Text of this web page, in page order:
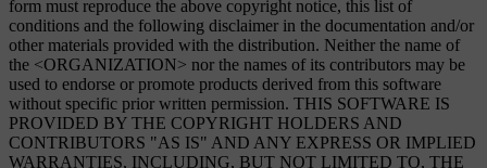
form must reproduce the above copyright notice, this list of
conditions and the following disclaimer in the documentation and/or
other materials provided with the distribution. Neither the name of
the <ORGANIZATION> nor the names of its contributors may be
used to endorse or promote products derived from this software
without specific prior written permission. THIS SOFTWARE IS
PROVIDED BY THE COPYRIGHT HOLDERS AND
CONTRIBUTORS "AS IS" AND ANY EXPRESS OR IMPLIED
WARRANTIES, INCLUDING, BUT NOT LIMITED TO, THE